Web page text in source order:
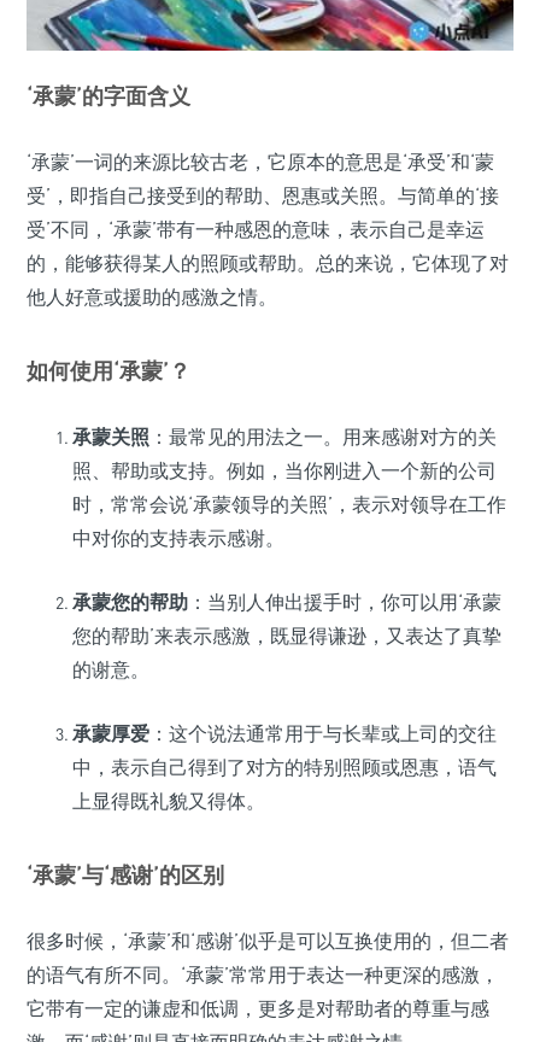
‘承蒙’的字面含义
‘承蒙’一词的来源比较古老，它原本的意思是‘承受’和‘蒙
受’，即指自己接受到的帮助、恩惠或关照。与简单的‘接
受’不同，‘承蒙’带有一种感恩的意味，表示自己是幸运
的，能够获得某人的照顾或帮助。总的来说，它体现了对
他人好意或援助的感激之情。
如何使用‘承蒙’？
承蒙关照 ：最常见的用法之一。用来感谢对方的关
照、帮助或支持。例如，当你刚进入一个新的公司
时，常常会说‘承蒙领导的关照’，表示对领导在工作
中对你的支持表示感谢。
承蒙您的帮助 ：当别人伸出援手时，你可以用‘承蒙
您的帮助’来表示感激，既显得谦逊，又表达了真挚
的谢意。
承蒙厚爱 ：这个说法通常用于与长辈或上司的交往
中，表示自己得到了对方的特别照顾或恩惠，语气
上显得既礼貌又得体。
‘承蒙’与‘感谢’的区别
很多时候，‘承蒙’和‘感谢’似乎是可以互换使用的，但二者
的语气有所不同。‘承蒙’常常用于表达一种更深的感激，
它带有一定的谦虚和低调，更多是对帮助者的尊重与感